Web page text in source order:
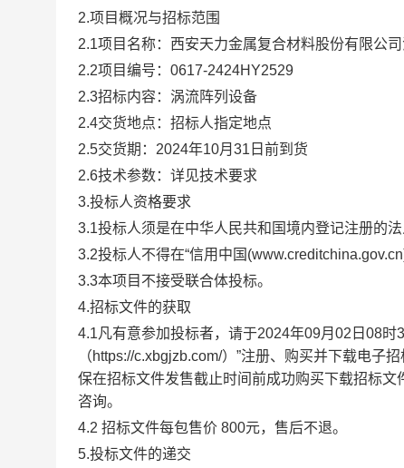
2.项目概况与招标范围
2.1项目名称：西安天力金属复合材料股份有限公司
2.2项目编号： 0617-2424HY2529
2.3招标内容： 涡流阵列设备
2.4交货地点：招标人指定地点
2.5交货期： 2024年10月31日前到货
2.6技术参数：详见技术要求
3.投标人资格要求
3.1投标人须是在中华人民共和国境内登记注册的法
3.2投标人不得在“信用中国
3.3本项目不接受联合体投标。
4.招标文件的获取
4.1凡有意参加投标者，请于2024年09月 02 日 08时
（https://c.xbgjzb.com/）”注册、购买并下载电子
保在招标文件发售截止时间前成功购买下载招标文
咨询。
4.2 招标文件每包售价 800元，售后不退。
5.投标文件的递交